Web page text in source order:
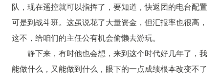
队，现在遥控就可以指挥了，要知道，快返团的电台配置
可是到战斗班。这虽说花了大量资金，但汇报率也很高，
这不，给咱们的主任公有机会偷懒去游玩。
静下来，有时他也会想，来到这个时代好几年了，我
能做什么，又能做到什么，眼下的一点成绩根本改变不了